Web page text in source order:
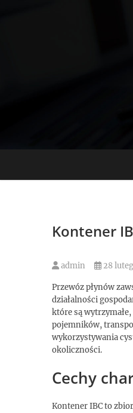
Kontener
admin 28
Przewóz płynów
działalności
które są
pojemników,
wykorzystywania
okoliczności.
Cechy
Kontener IBC to